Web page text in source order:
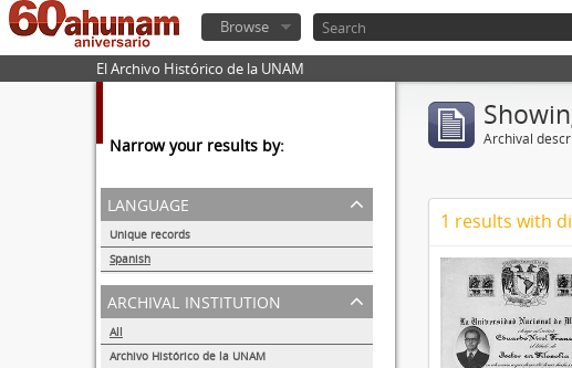
Browse
El Archivo Histórico de la UNAM
Narrow your results by:
language
Unique records
Spanish
1
archival institution
All
Archivo Histórico de la UNAM
Archival
1 results with